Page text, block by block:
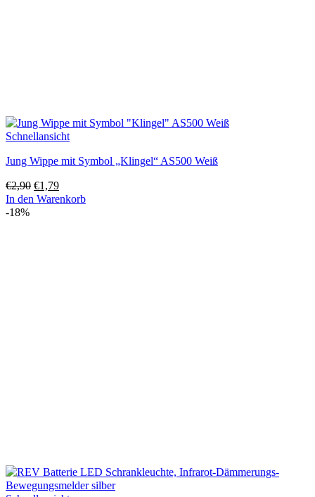
Schnellansicht
Jung Wippe mit Symbol „Klingel“ AS500 Weiß
€2,90 Ursprünglicher
Preis
€1,79Aktueller
Preis
In den Warenkorb
-18%